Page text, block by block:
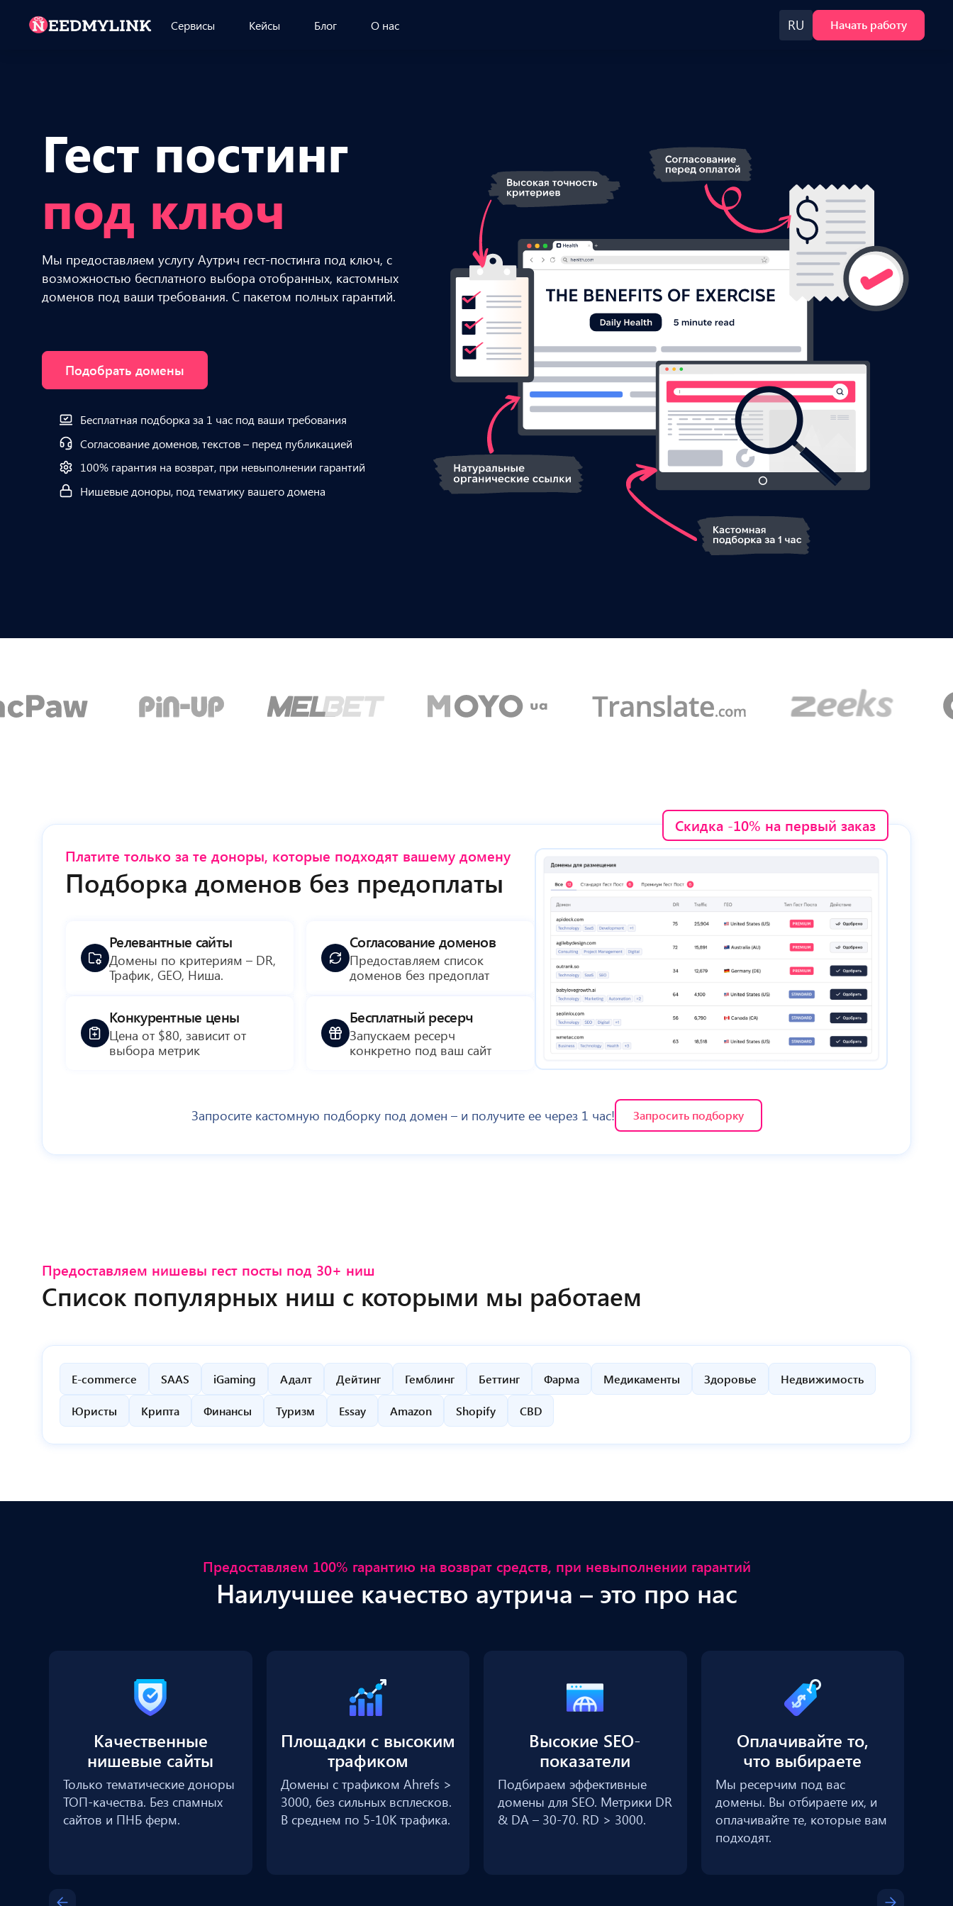
Сервисы Кейсы Блог О нас RU Начать работу
Гест постинг
под ключ
Мы предоставляем услугу Аутрич гест-постинга под ключ, с
возможностью бесплатного выбора отобранных, кастомных
доменов под ваши требования. С пакетом полных гарантий.
Подобрать домены
Бесплатная подборка за 1 час под ваши требования
Согласование доменов, текстов – перед публикацией
100% гарантия на возврат, при невыполнении гарантий
Нишевые доноры, под тематику вашего домена
Скидка -10% на первый заказ
Платите только за те доноры, которые подходят вашему домену
Подборка доменов без предоплаты
Релевантные сайты
Домены по критериям – DR,
Трафик, GEO, Ниша.
Согласование доменов
Предоставляем список
доменов без предоплат
Конкурентные цены
Цена от $80, зависит от
выбора метрик
Бесплатный ресерч
Запускаем ресерч
конкретно под ваш сайт
Запросите кастомную подборку под домен – и получите ее через 1 час! Запросить подборку
Предоставляем нишевы гест посты под 30+ ниш
Список популярных ниш с которыми мы работаем
E-commerce SAAS iGaming Адалт Дейтинг Гемблинг Беттинг Фарма Медикаменты Здоровье Недвижимость
Юристы Крипта Финансы Туризм Essay Amazon Shopify CBD
Предоставляем 100% гарантию на возврат средств, при невыполнении гарантий
Наилучшее качество аутрича – это про нас
Качественные
нишевые сайты
Только тематические доноры
ТОП-качества. Без спамных
сайтов и ПНБ ферм.
Площадки с высоким
трафиком
Домены с трафиком Ahrefs >
3000, без сильных всплесков.
В среднем по 5-10К трафика.
Высокие SEO-
показатели
Подбираем эффективные
домены для SEO. Метрики DR
& DA – 30-70. RD > 3000.
Оплачивайте то,
что выбираете
Мы ресерчим под вас
домены. Вы отбираете их, и
оплачивайте те, которые вам
подходят.